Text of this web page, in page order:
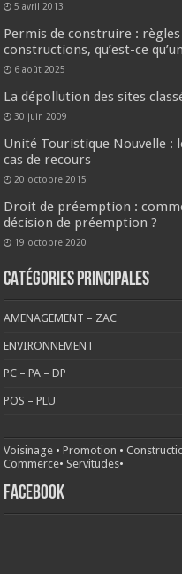
5 avril 2013
Permis de construire :
constructions, qu’est-ce
6 août 2025
La dépollution des sites
30 juin 2009
Unité Touristique Nouvelle :
cas de recours
20 octobre 2015
Droit de préemption :
décision de préemption ?
19 octobre 2020
CATÉGORIES PRINCIPALES
AMENAGEMENT – ZAC
ENVIRONNEMENT
PC – PA – DP
POS – PLU
Voisinage •Promotion •
Commerce• Servitudes•
FACEBOOK